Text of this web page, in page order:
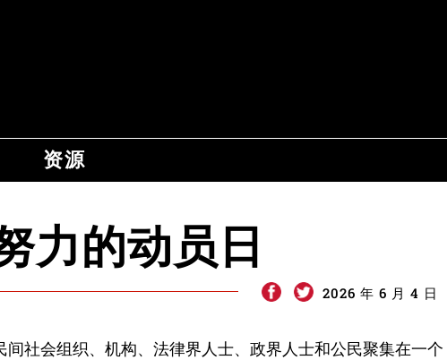
资源
力的动员日
2026 年 6 月 4 日
间社会组织、机构、法律界人士、政界人士和公民聚集在一个